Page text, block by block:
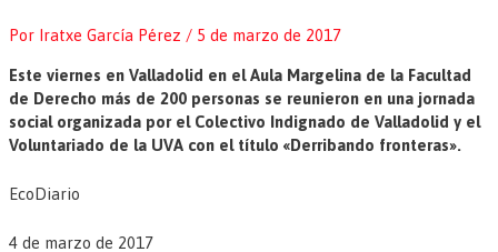
Por Iratxe García Pérez / 5 de marzo de 2017
Este viernes en Valladolid en el Aula Margelina de la Facultad
de Derecho más de 200 personas se reunieron en una jornada
social organizada por el Colectivo Indignado de Valladolid y el
Voluntariado de la UVA con el título «Derribando fronteras».
EcoDiario
4 de marzo de 2017